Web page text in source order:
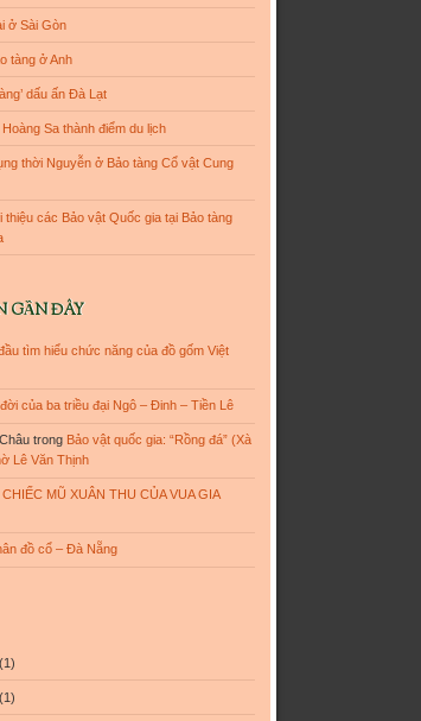
ở Sài Gòn
tàng ở Anh
dấu ấn Đà Lạt
Sa thành điểm du lịch
thời Nguyễn ở Bảo tàng Cổ vật Cung
thiệu các Bảo vật Quốc gia tại Bảo tàng
GẦN ĐÂY
tìm hiểu chức năng của đồ gốm Việt
của ba triều đại Ngô – Đinh – Tiền Lê
trong Bảo vật quốc gia: “Rồng đá” (Xà
Lê Văn Thịnh
CHIẾC MŨ XUÂN THU CỦA VUA GIA
đồ cổ – Đà Nẵng
(1)
(1)